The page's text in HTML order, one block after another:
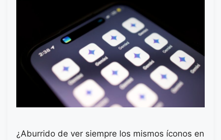
¿Aburrido de ver siempre los mismos íconos en